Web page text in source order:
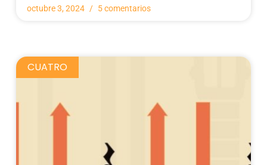
octubre 3, 2024 5 comentarios
CUATRO